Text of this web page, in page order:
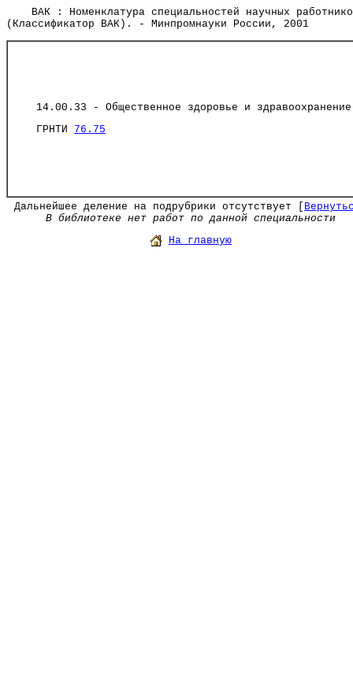
ВАК : Номенклатура специальностей научных
(Классификатор ВАК). - Минпромнауки России, 2001
14.00.33 - Общественное здоровье и
ГРНТИ 76.75
Дальнейшее деление на подрубрики отсутствует [
В библиотеке нет работ по данной специальности
На главную